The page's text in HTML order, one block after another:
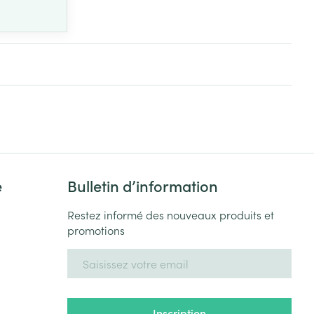
Bulletin d’information
Restez informé des nouveaux produits et
promotions